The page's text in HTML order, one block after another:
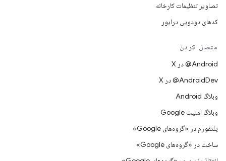
تصاویر تنظیمات کارخانه
کدهای دودویی درایور
متصل کردن
‫‎@Android در X
‫‎@AndroidDev در X
وبلاگ Android
وبلاگ امنیت Google
پلتفورم در «گروه‌های Google»
ساخت در «گروه‌های Google»